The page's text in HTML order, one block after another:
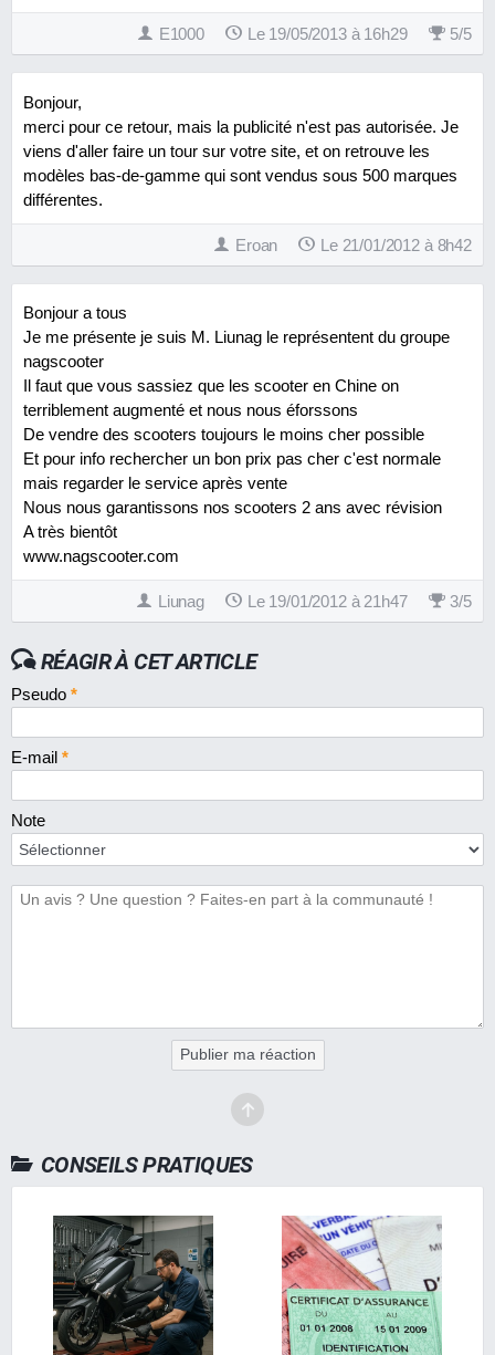
E1000 Le 19/05/2013 à 16h29 5/5
Bonjour,
merci pour ce retour, mais la publicité n'est pas autorisée. Je
viens d'aller faire un tour sur votre site, et on retrouve les
modèles bas-de-gamme qui sont vendus sous 500 marques
différentes.
Eroan Le 21/01/2012 à 8h42
Bonjour a tous
Je me présente je suis M. Liunag le représentent du groupe
nagscooter
Il faut que vous sassiez que les scooter en Chine on
terriblement augmenté et nous nous éforssons
De vendre des scooters toujours le moins cher possible
Et pour info rechercher un bon prix pas cher c'est normale
mais regarder le service après vente
Nous nous garantissons nos scooters 2 ans avec révision
A très bientôt
www.nagscooter.com
Liunag Le 19/01/2012 à 21h47 3/5
RÉAGIR À CET ARTICLE
Pseudo *
E-mail *
Note
Publier ma réaction
CONSEILS PRATIQUES